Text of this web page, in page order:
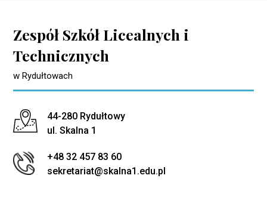
Zespół Szkół Licealnych i
Technicznych
w Rydułtowach
Adres pocztowy:
44-280 Rydułtowy
ul. Skalna 1
+48 32 457 83 60
sekretariat@skalna1.edu.pl